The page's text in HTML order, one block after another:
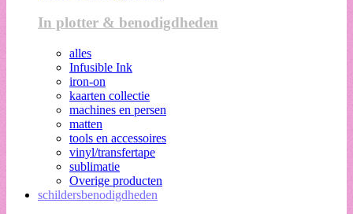
In plotter & benodigdheden
alles
Infusible Ink
iron-on
kaarten collectie
machines en persen
matten
tools en accessoires
vinyl/transfertape
sublimatie
Overige producten
schildersbenodigdheden